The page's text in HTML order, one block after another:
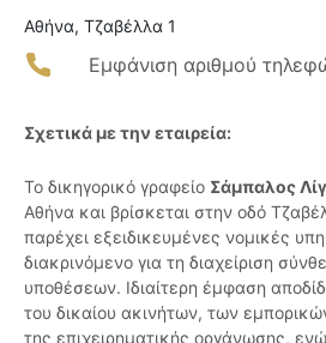
Αθήνα, Τζαβέλλα 1
Εμφάνιση αριθμού
Σχετικά με την εταιρεία:
Το δικηγορικό γραφείο Σάμπαλος
Αθήνα και βρίσκεται στην οδό
παρέχει εξειδικευμένες νομικές
διακρινόμενο για τη διαχείριση
υποθέσεων. Ιδιαίτερη έμφαση
του δικαίου ακινήτων, των
της επιχειρηματικής οργάνωσης,